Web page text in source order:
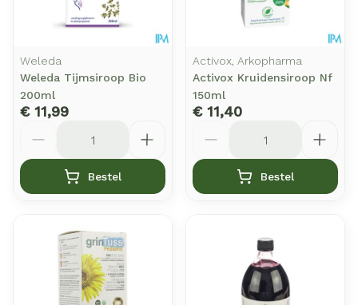
Weleda
Weleda Tijmsiroop Bio
200ml
€ 11,99
Bestel
Activox, Arkopharma
Activox Kruidensiroop Nf
150ml
€ 11,40
Bestel